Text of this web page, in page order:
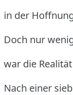
in der
Doch nur
war die
Nach einer